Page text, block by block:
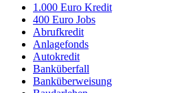
1.000 Euro Kredit
400 Euro Jobs
Abrufkredit
Anlagefonds
Autokredit
Banküberfall
Banküberweisung